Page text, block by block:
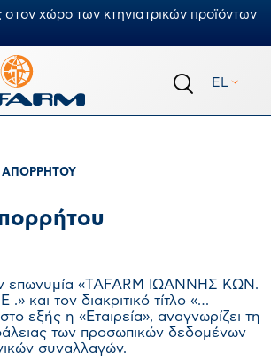
στον χώρο των κτηνιατρικών προϊόντων
EL
ΑΠΟΡΡΉΤΟΥ
επωνυμία «TAFARM ΙΩΑΝΝΗΣ ΚΩΝ.
και τον διακριτικό τίτλο «…
εξής η «Εταιρεία», αναγνωρίζει τη
των προσωπικών δεδομένων
συναλλαγών.